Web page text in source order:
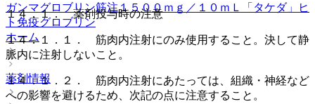
ガンマグロブリン筋注１５００ｍｇ／１０ｍＬ「タケダ」
ヒ
ト免疫グロブリン
ホーム
薬剤情報
１４．１． 薬剤投与時の注意
１４．１．１． 筋肉内注射にのみ使用すること。決して静
脈内に注射しないこと。
１４．１．２． 筋肉内注射にあたっては、組織・神経など
への影響を避けるため、次記の点に注意すること。